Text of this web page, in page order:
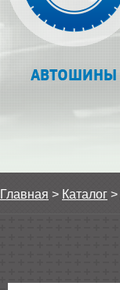
АВТОШИНЫ
Главная > Каталог >